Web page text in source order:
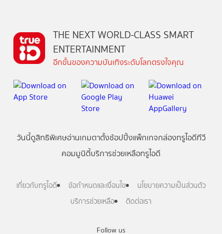
Follow us
THE NEXT WORLD-CLASS SMART
ENTERTAINMENT
อีกขั้นของความบันเทิงระดับโลกตรงใจคุณ
วันนี้ดูสิทธิพิเศษอ่านเกมตาตั้งช้อปปิ้งแพ็กเกจกล่องทรูไอดีทีวี
คอมมูนิตี้บริการช่วยเหลือทรูไอดี
เกี่ยวกับทรูไอดี ข้อกำหนดและเงื่อนไข
นโยบายความเป็นส่วนตัว
บริการช่วยเหลือ
ติดต่อเรา